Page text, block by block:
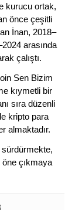
kurucu ortak,
önce çeşitli
İnan, 2018–
arasında
çalıştı.
Sen Bizim
kıymetli bir
sıra düzenli
kripto para
almaktadır.
sürdürmekte,
çıkmaya